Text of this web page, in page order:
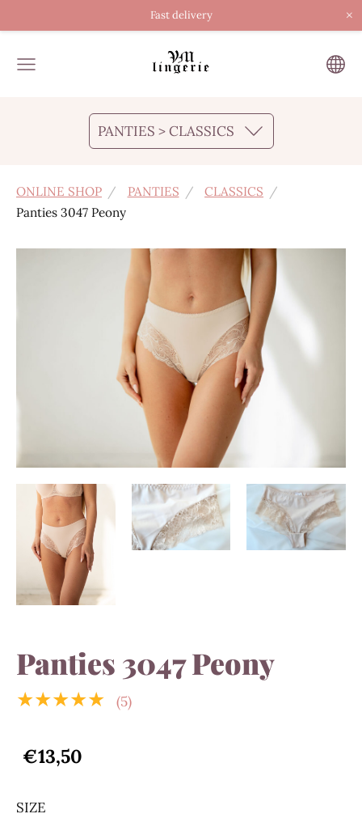
Fast delivery ×
PANTIES > CLASSICS
ONLINE SHOP PANTIES
CLASSICS
Panties 3047 Peony
Panties 3047 Peony
★★★★★ (5)
€13,50
SIZE